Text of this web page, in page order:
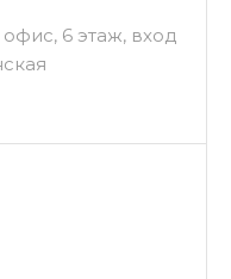
6 этаж, вход